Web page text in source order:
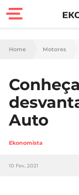
Carreira
Casa
Lifestyle
Home Motores
Auto
Ekonomista
10 Fev, 2021